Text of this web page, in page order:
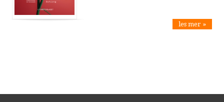
les mer »